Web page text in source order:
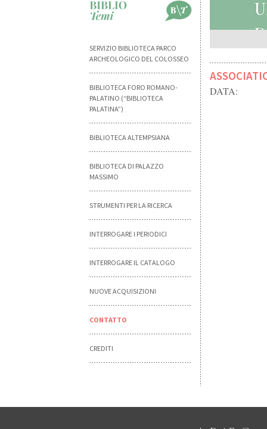
SERVIZIO BIBLIOTECA PARCO
ARCHEOLOGICO DEL COLOSSEO
BIBLIOTECA FORO ROMANO-
PALATINO (“BIBLIOTECA
PALATINA”)
BIBLIOTECA ALTEMPSIANA
BIBLIOTECA DI PALAZZO
MASSIMO
STRUMENTI PER LA RICERCA
INTERROGARE I PERIODICI
INTERROGARE IL CATALOGO
NUOVE ACQUISIZIONI
CONTATTO
CREDITI
DATA: